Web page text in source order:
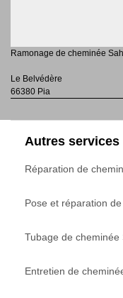
Ramonage de cheminée
Le Belvédère
66380 Pia
Autres services
Réparation de
Pose et réparation
Tubage de cheminée
Entretien de